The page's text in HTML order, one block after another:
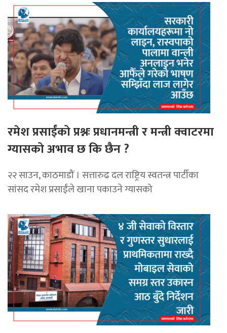
रमेश प्रसाईंको प्रश्नः प्रधानमन्त्री र मन्त्री क्वाटरमा
ग्यासको अभाव छ कि छैन ?
२२ साउन, काठमाडौं । सत्तारुढ दल राष्ट्रिय स्वतन्त्र पार्टीका
सांसद रमेश प्रसाईंले खाना पकाउने ग्यासको